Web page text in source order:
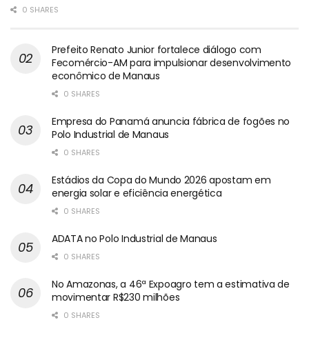
0 SHARES
Prefeito Renato Junior fortalece diálogo com
Fecomércio-AM para impulsionar desenvolvimento
econômico de Manaus
0 SHARES
Empresa do Panamá anuncia fábrica de fogões no
Polo Industrial de Manaus
0 SHARES
Estádios da Copa do Mundo 2026 apostam em
energia solar e eficiência energética
0 SHARES
ADATA no Polo Industrial de Manaus
0 SHARES
No Amazonas, a 46ª Expoagro tem a estimativa de
movimentar R$230 milhões
0 SHARES